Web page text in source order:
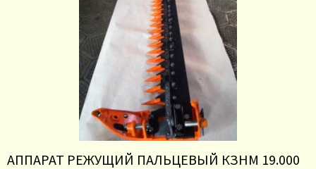
АППАРАТ РЕЖУЩИЙ ПАЛЬЦЕВЫЙ КЗНМ 19.000